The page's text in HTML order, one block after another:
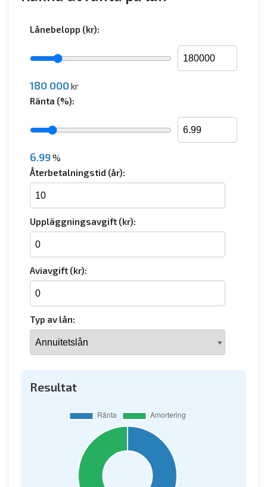
Lånebelopp (kr):
180 000kr
Ränta (%):
6.99%
Återbetalningstid (år):
Uppläggningsavgift (kr):
Aviavgift (kr):
Typ av lån:
Resultat